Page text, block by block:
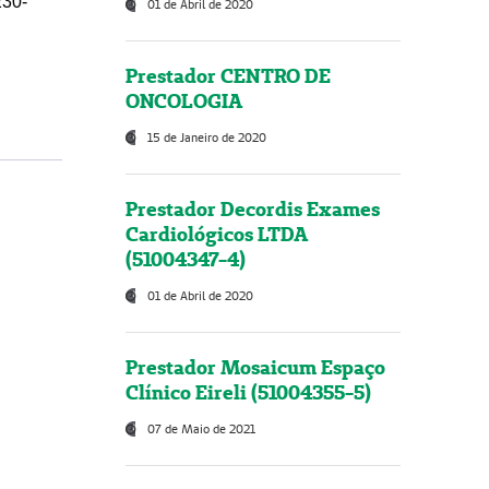
01 de Abril de 2020
Prestador CENTRO DE
ONCOLOGIA
15 de Janeiro de 2020
Prestador Decordis Exames
Cardiológicos LTDA
(51004347-4)
01 de Abril de 2020
Prestador Mosaicum Espaço
Clínico Eireli (51004355-5)
07 de Maio de 2021